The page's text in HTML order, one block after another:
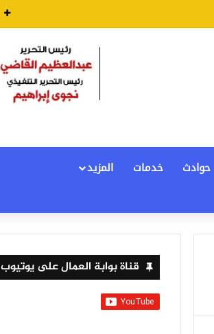
حوادث خدمات
المزيد
قناة بوابة العمال على يوتيوب